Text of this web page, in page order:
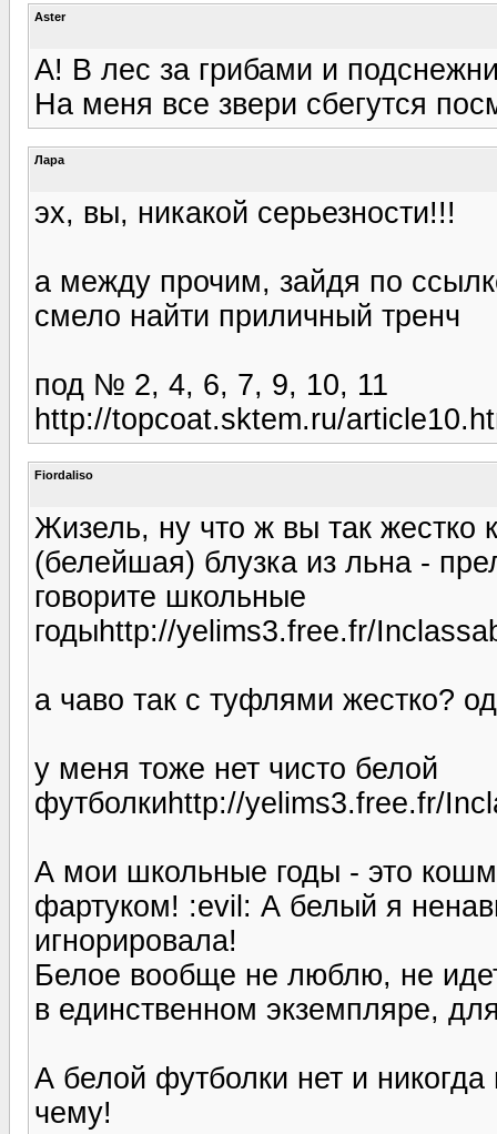
Aster
А! В лес за грибами и
На меня все звери сбегутся
Лара
эх, вы, никакой серьезности!!!
а между прочим, зайдя по
смело найти приличный тренч
под № 2, 4, 6, 7, 9, 10, 11
http://topcoat.sktem.ru/
Fiordaliso
Жизель, ну что ж вы так жестко
(белейшая) блузка из льна -
говорите школьные
годыhttp://yelims3.free.fr/
а чаво так с туфлями жестко?
у меня тоже нет чисто белой
футболкиhttp://yelims3.free.fr/
А мои школьные годы - это
фартуком! :evil: А белый я
игнорировала!
Белое вообще не люблю, не
в единственном экземпляре,
А белой футболки нет и
чему!